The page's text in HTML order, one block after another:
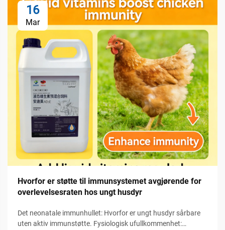
16
Mar
Hvorfor er støtte til immunsystemet avgjørende for
overlevelsesraten hos ungt husdyr
Det neonatale immunhullet: Hvorfor er ungt husdyr sårbare
uten aktiv immunstøtte. Fysiologisk ufullkommenhet: